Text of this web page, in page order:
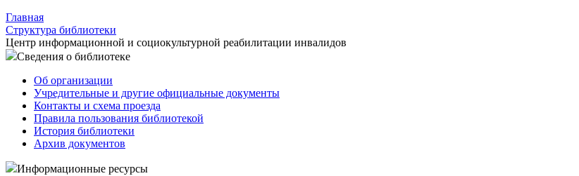
Главная
Структура библиотеки
Центр информационной и социокультурной реабилитации инвалидов
Сведения о библиотеке
Об организации
Учредительные и другие официальные документы
Контакты и схема проезда
Правила пользования библиотекой
История библиотеки
Архив документов
Информационные ресурсы